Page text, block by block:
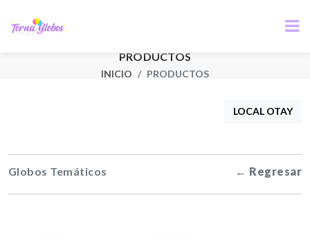
PRODUCTOS
INICIO PRODUCTOS
LOCAL OTAY
Globos Temáticos ← Regresar